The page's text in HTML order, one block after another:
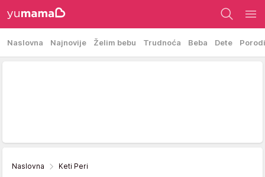
Naslovna Najnovije Želim bebu Trudnoća Beba Dete
Naslovna Keti Peri